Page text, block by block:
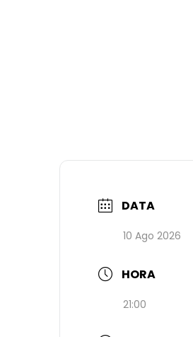
DATA
10 Ago 2026
HORA
21:00